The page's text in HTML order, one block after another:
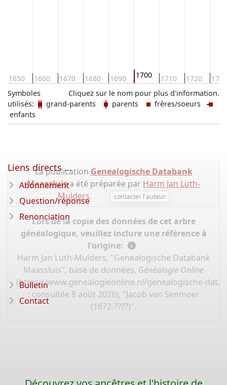
1650 1660 1670 1680 1690 1700 1710 1720 1730
Cliquez sur le nom pour plus d'information.
Symboles
utilisés:
grand-parents parents
frères/soeurs
enfants
La publication Genealogische Databank
Maassluisa été préparée par Harm Jan Luth-
Mulders. contacter l'auteur
Lors de la copie des données de cet arbre
généalogique, veuillez inclure une référence à
l'origine:
Harm Jan Luth-Mulders, "Genealogische Databank
Maassluis", base de données, Généalogie Online
(https://www.genealogieonline.nl/genealogische-
: consultée 8 août 2026), "Jacob van Senmoer
(1672-????)".
Liens directs ...
Abonnement
Question/réponse
Renonciation
Bulletin
Contact